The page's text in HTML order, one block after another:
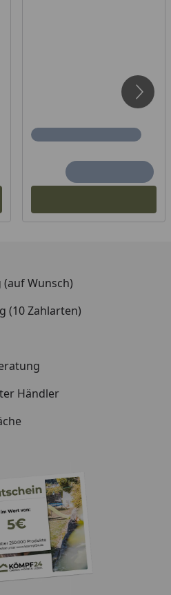
integrierte Dreipunktauflage
fettarmes Braten & Kochen
damit Fett oder Grillgut
optimale
Wunsch)
(10 Zahlarten)
Händler